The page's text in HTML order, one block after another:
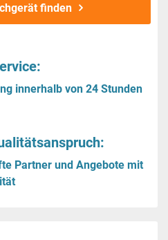
finden
innerhalb von 24 Stunden
Partner und Angebote mit